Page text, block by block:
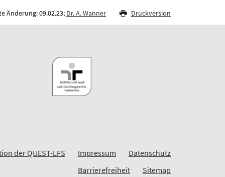
Änderung: 09.02.23; Dr. A. Wanner Druckversion
der QUEST-LFS Impressum
Datenschutz
Barrierefreiheit
Sitemap